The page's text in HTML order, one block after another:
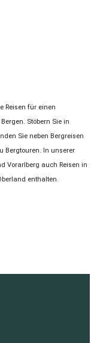
Reisen für einen
Stöbern Sie in
Sie neben Bergreisen
Bergtouren. In unserer
Vorarlberg auch Reisen in
enthalten.